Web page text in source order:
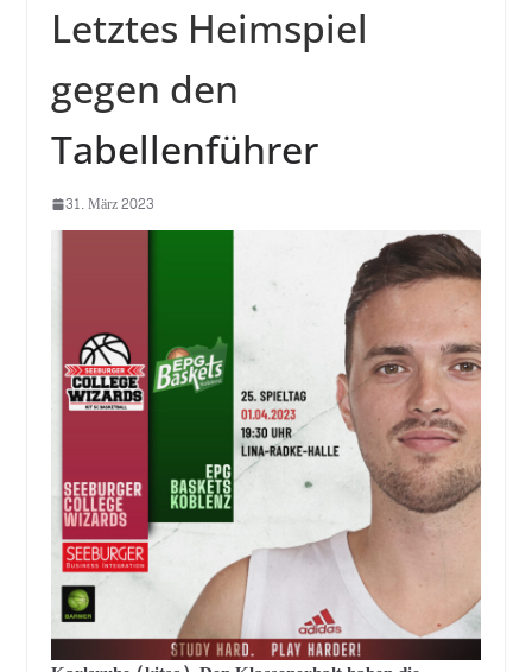
Letztes Heimspiel
gegen den
Tabellenführer
31. März 2023